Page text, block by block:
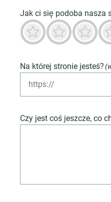
Jak ci się podoba nasza
Niedobrze
Okropny
Na której stronie jesteś?
Czy jest coś jeszcze, co